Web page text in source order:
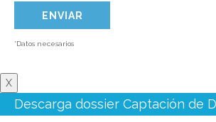
*Datos necesarios
X
Descarga dossier Captación de